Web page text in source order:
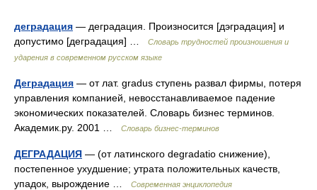
деградация — деградация. Произносится [дэградация] и
допустимо [деградация] …
Словарь трудностей произношения и
ударения в современном русском языке
Деградация — от лат. gradus ступень развал фирмы, потеря
управления компанией, невосстанавливаемое падение
экономических показателей. Словарь бизнес терминов.
Академик.ру. 2001 …
Словарь бизнес-терминов
ДЕГРАДАЦИЯ — (от латинского degradatio снижение),
постепенное ухудшение; утрата положительных качеств,
упадок, вырождение …
Современная энциклопедия